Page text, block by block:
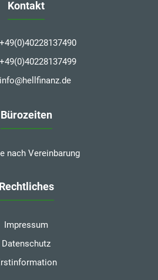
Kontakt
+49(0)40228137490
+49(0)40228137499
info@hellfinanz.de
Bürozeiten
nach Vereinbarung
Rechtliches
Impressum
Datenschutz